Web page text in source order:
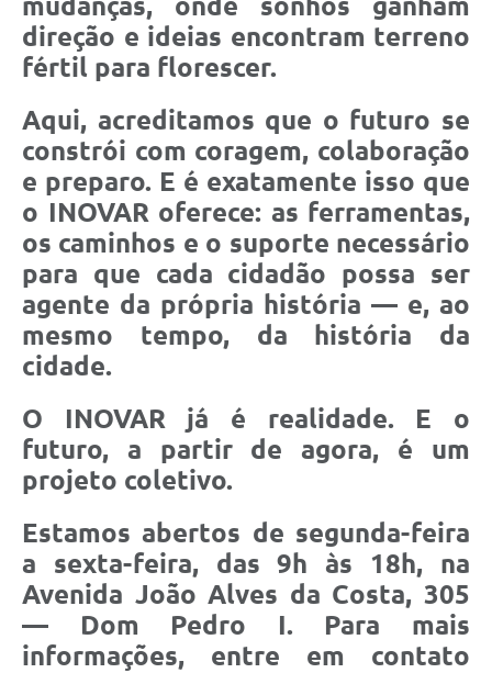
mudanças, onde sonhos ganham
direção e ideias encontram terreno
fértil para florescer.
Aqui, acreditamos que o futuro se
constrói com coragem, colaboração
e preparo. E é exatamente isso que
o INOVAR oferece: as ferramentas,
os caminhos e o suporte necessário
para que cada cidadão possa ser
agente da própria história — e, ao
mesmo tempo, da história da
cidade.
O INOVAR já é realidade. E o
futuro, a partir de agora, é um
projeto coletivo.
Estamos abertos de segunda-feira
a sexta-feira, das 9h às 18h, na
Avenida João Alves da Costa, 305
— Dom Pedro I. Para mais
informações, entre em contato